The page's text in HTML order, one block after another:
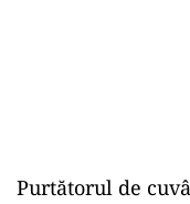
Purtătorul de